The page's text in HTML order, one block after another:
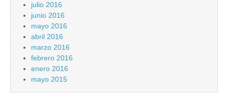
julio 2016
junio 2016
mayo 2016
abril 2016
marzo 2016
febrero 2016
enero 2016
mayo 2015